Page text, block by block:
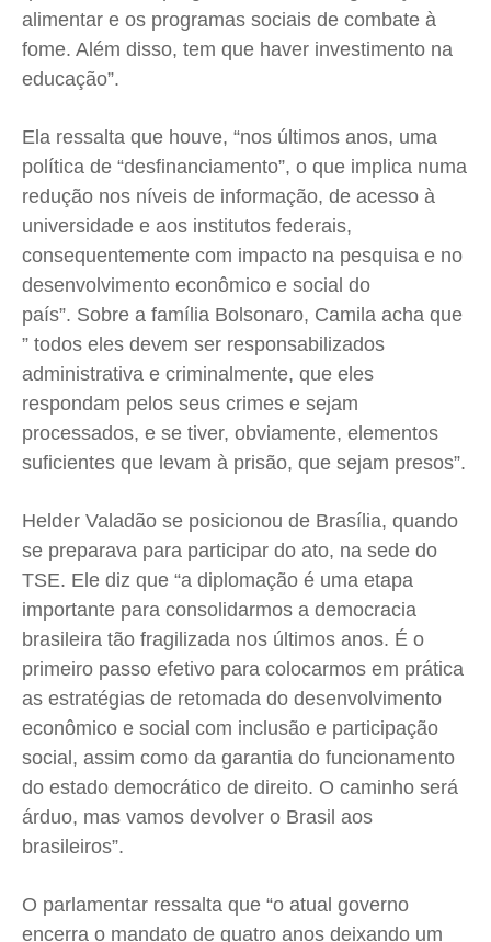
alimentar e os programas sociais de combate à
fome. Além disso, tem que haver investimento na
educação”.
Ela ressalta que houve, “nos últimos anos, uma
política de “desfinanciamento”, o que implica numa
redução nos níveis de informação, de acesso à
universidade e aos institutos federais,
consequentemente com impacto na pesquisa e no
desenvolvimento econômico e social do
país”. Sobre a família Bolsonaro, Camila acha que
” todos eles devem ser responsabilizados
administrativa e criminalmente, que eles
respondam pelos seus crimes e sejam
processados, e se tiver, obviamente, elementos
suficientes que levam à prisão, que sejam presos”.
Helder Valadão se posicionou de Brasília, quando
se preparava para participar do ato, na sede do
TSE. Ele diz que “a diplomação é uma etapa
importante para consolidarmos a democracia
brasileira tão fragilizada nos últimos anos. É o
primeiro passo efetivo para colocarmos em prática
as estratégias de retomada do desenvolvimento
econômico e social com inclusão e participação
social, assim como da garantia do funcionamento
do estado democrático de direito. O caminho será
árduo, mas vamos devolver o Brasil aos
brasileiros”.
O parlamentar ressalta que “o atual governo
encerra o mandato de quatro anos deixando um